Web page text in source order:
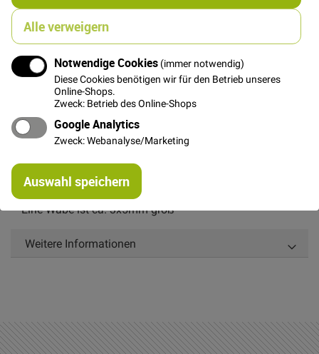
Alle verweigern
Notwendige Cookies (immer notwendig)
Diese Cookies benötigen wir für den Betrieb unseres
Online-Shops.
Zweck: Betrieb des Online-Shops
Google Analytics
Zweck: Webanalyse/Marketing
Auswahl speichern
Details
Dekorieren und für Kostüme. Aber auch im
Taschenbereich sehr beliebt.
Eine Wabe ist ca. 3x5mm groß
Weitere Informationen